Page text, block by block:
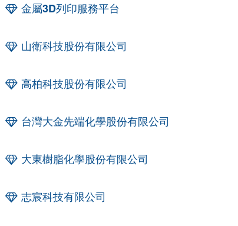
金屬3D列印服務平台
山衛科技股份有限公司
高柏科技股份有限公司
台灣大金先端化學股份有限公司
大東樹脂化學股份有限公司
志宸科技有限公司